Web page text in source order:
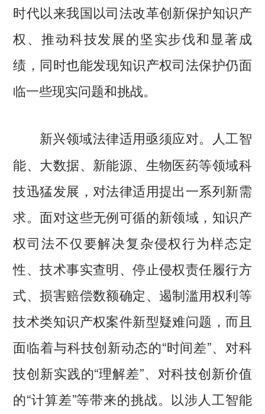
时代以来我国以司法改革创新保护知识产
权、推动科技发展的坚实步伐和显著成
绩，同时也能发现知识产权司法保护仍面
临一些现实问题和挑战。
新兴领域法律适用亟须应对。
人工智
能、大数据、新能源、生物医药等领域科
技迅猛发展，对法律适用提出一系列新需
求。面对这些无例可循的新领域，知识产
权司法不仅要解决复杂侵权行为样态定
性、技术事实查明、停止侵权责任履行方
式、损害赔偿数额确定、遏制滥用权利等
技术类知识产权案件新型疑难问题，而且
面临着与科技创新动态的“时间差”、对科
技创新实践的“理解差”、对科技创新价值
的“计算差”等带来的挑战。以涉人工智能